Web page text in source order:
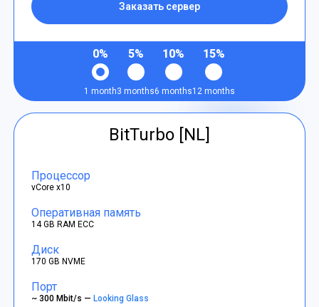
Заказать сервер
0%
1 month
5%
3 months
10%
6 months
15%
12 months
BitTurbo [NL]
Процессор
vCore x10
Оперативная память
14 GB RAM ECC
Диск
170 GB NVME
Порт
~ 300 Mbit/s —Looking Glass